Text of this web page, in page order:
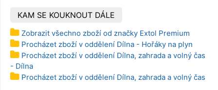
KAM SE KOUKNOUT DÁLE
Zobrazit všechno zboží od značky Extol Premium
Procházet zboží v oddělení Dílna - Hořáky na plyn
Procházet zboží v oddělení Dílna, zahrada a volný čas
- Dílna
Procházet zboží v oddělení Dílna, zahrada a volný čas